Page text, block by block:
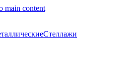
main content
Стеллажи